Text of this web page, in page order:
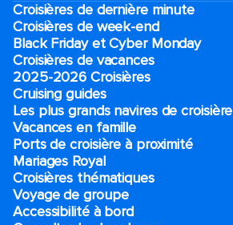
Croisières de dernière minute
Croisières de week-end
Black Friday et Cyber Monday
Croisières de vacances
2025-2026 Croisières
Cruising guides
Les plus grands navires de croisière
Vacances en famille
Ports de croisière à proximité
Mariages Royal
Croisières thématiques
Voyage de groupe​
Accessibilité à bord​